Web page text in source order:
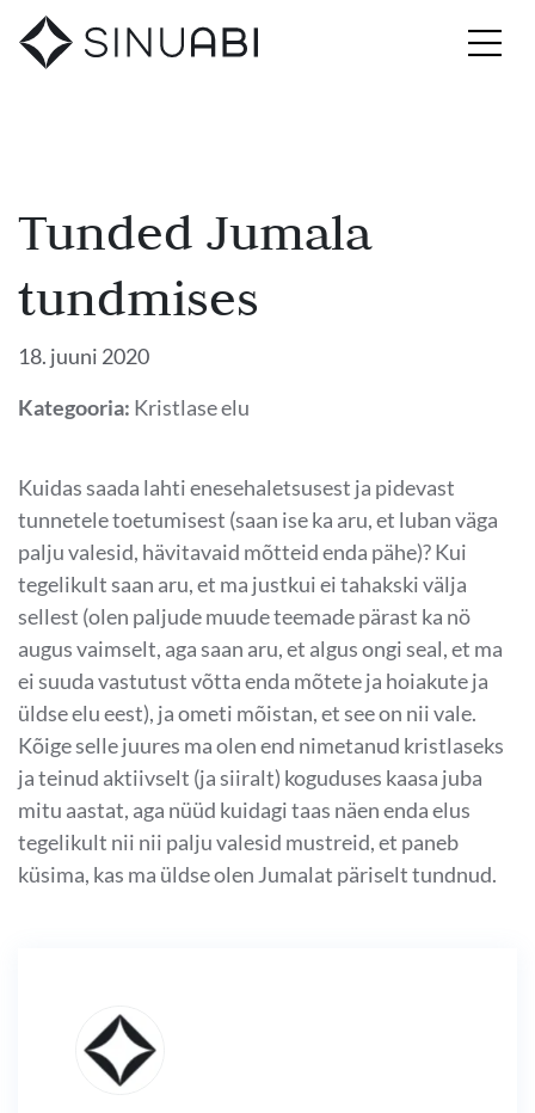
Tunded Jumala
tundmises
18. juuni 2020
Kategooria: Kristlase elu
Kuidas saada lahti enesehaletsusest ja pidevast
tunnetele toetumisest (saan ise ka aru, et luban väga
palju valesid, hävitavaid mõtteid enda pähe)? Kui
tegelikult saan aru, et ma justkui ei tahakski välja
sellest (olen paljude muude teemade pärast ka nö
augus vaimselt, aga saan aru, et algus ongi seal, et ma
ei suuda vastutust võtta enda mõtete ja hoiakute ja
üldse elu eest), ja ometi mõistan, et see on nii vale.
Kõige selle juures ma olen end nimetanud kristlaseks
ja teinud aktiivselt (ja siiralt) koguduses kaasa juba
mitu aastat, aga nüüd kuidagi taas näen enda elus
tegelikult nii nii palju valesid mustreid, et paneb
küsima, kas ma üldse olen Jumalat päriselt tundnud.